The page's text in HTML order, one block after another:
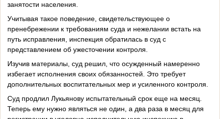
занятости населения.
Учитывая такое поведение, свидетельствующее о
пренебрежении к требованиям суда и нежелании встать на
путь исправления, инспекция обратилась в суд с
представлением об ужесточении контроля.
Изучив материалы, суд решил, что осужденный намеренно
избегает исполнения своих обязанностей. Это требует
дополнительных воспитательных мер и усиленного контроля.
Суд продлил Лукьянову испытательный срок еще на месяц.
Теперь ему нужно являться не один, а два раза в месяц для